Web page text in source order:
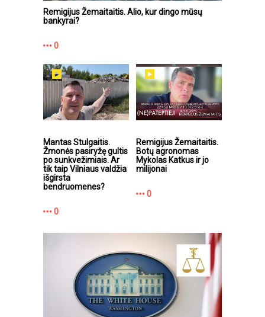
Remigijus Žemaitaitis. Alio, kur dingo mūsų
bankyrai?
0
Mantas Stulgaitis.
Žmonės pasiryžę gultis
po sunkvežimiais. Ar
tik taip Vilniaus valdžia
išgirsta
bendruomenes?
0
Remigijus Žemaitaitis.
Botų agronomas
Mykolas Katkus ir jo
milijonai
0